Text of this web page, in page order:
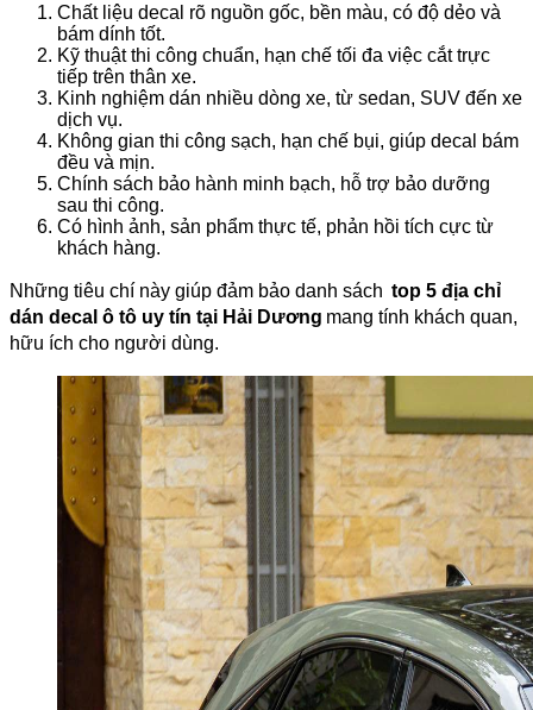
Chất liệu decal rõ nguồn gốc, bền màu, có độ dẻo và
bám dính tốt.
Kỹ thuật thi công chuẩn, hạn chế tối đa việc cắt trực
tiếp trên thân xe.
Kinh nghiệm dán nhiều dòng xe, từ sedan, SUV đến xe
dịch vụ.
Không gian thi công sạch, hạn chế bụi, giúp decal bám
đều và mịn.
Chính sách bảo hành minh bạch, hỗ trợ bảo dưỡng
sau thi công.
Có hình ảnh, sản phẩm thực tế, phản hồi tích cực từ
khách hàng.
Những tiêu chí này giúp đảm bảo danh sách top 5 địa chỉ
dán decal ô tô uy tín tại Hải Dương mang tính khách quan,
hữu ích cho người dùng.